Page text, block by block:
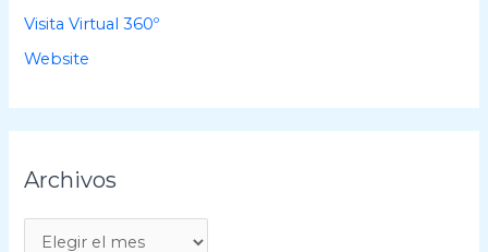
Visita Virtual 360º
Website
Archivos